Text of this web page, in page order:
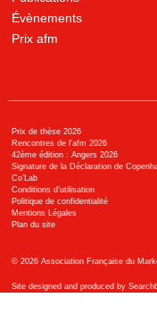
Évènements
Prix afm
Prix de thèse 2026
Rencontres de l'afm 2026
42ème édition : Angers 2026
Signature de la Déclaration de
Co’Lab
Conditions d’utilisation
Politique de confidentialité
Mentions Légales
Plan du site
© 2026Association Française du
Site designed and produced by